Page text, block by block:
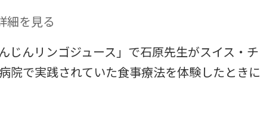
細を見る
じんリンゴジュース」で石原先生がスイス・チ
院で実践されていた食事療法を体験したときに